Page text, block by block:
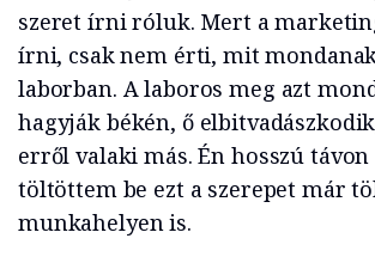
szeret írni róluk. Mert a
írni, csak nem érti, mit
laborban. A laboros meg azt
hagyják békén, ő
erről valaki más. Én hosszú távon
töltöttem be ezt a szerepet már
munkahelyen is.